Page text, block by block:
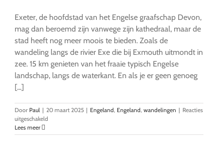
Exeter, de hoofdstad van het Engelse graafschap Devon,
mag dan beroemd zijn vanwege zijn kathedraal, maar de
stad heeft nog meer moois te bieden. Zoals de
wandeling langs de rivier Exe die bij Exmouth uitmondt in
zee. 15 km genieten van het fraaie typisch Engelse
landschap, langs de waterkant. En als je er geen genoeg
[...]
Door Paul | 20 maart 2025 | Engeland, Engeland, wandelingen | Reacties
uitgeschakeld
Exeter
Lees meer